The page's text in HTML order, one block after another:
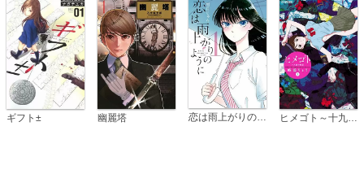
ギフト± 幽麗塔 恋は雨上がりのように